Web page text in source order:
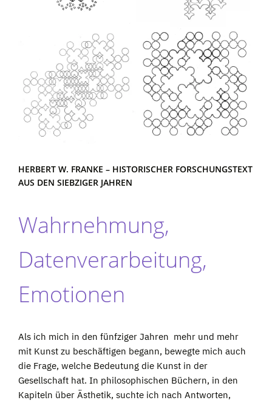
HERBERT W. FRANKE – HISTORISCHER FORSCHUNGSTEXT
AUS DEN SIEBZIGER JAHREN
Wahrnehmung,
Datenverarbeitung,
Emotionen
Als ich mich in den fünfziger Jahren mehr und mehr
mit Kunst zu beschäftigen begann, bewegte mich auch
die Frage, welche Bedeutung die Kunst in der
Gesellschaft hat. In philosophischen Büchern, in den
Kapiteln über Ästhetik, suchte ich nach Antworten,